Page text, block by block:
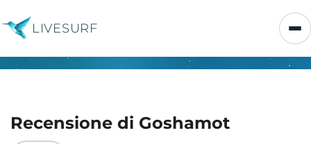
LIVESURF
Recensione di Goshamot